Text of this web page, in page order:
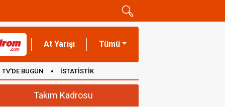
At Yarışı Tümü
TV'DE BUGÜN İSTATİSTİK
Takım Kadrosu